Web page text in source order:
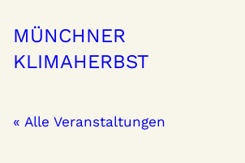
MÜNCHNER
KLIMAHERBST
« Alle Veranstaltungen